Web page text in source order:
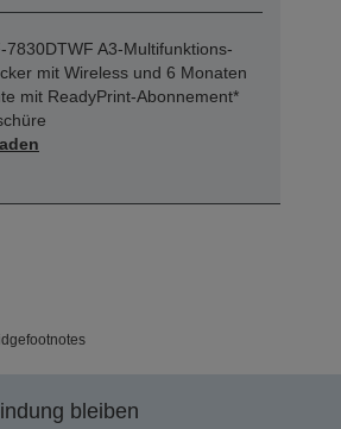
7830DTWF A3-Multifunktions-
mit Wireless und 6 Monaten
mit ReadyPrint-Abonnement*
bleiben